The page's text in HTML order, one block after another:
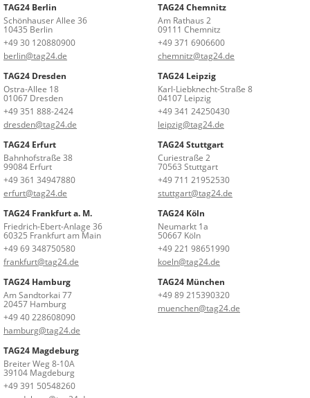
TAG24 Berlin
Schönhauser Allee 36
10435 Berlin
+49 30 120880900
berlin@tag24.de
TAG24 Chemnitz
Am Rathaus 2
09111 Chemnitz
+49 371 6906600
chemnitz@tag24.de
TAG24 Dresden
Ostra-Allee 18
01067 Dresden
+49 351 888-2424
dresden@tag24.de
TAG24 Leipzig
Karl-Liebknecht-Straße 8
04107 Leipzig
+49 341 24250430
leipzig@tag24.de
TAG24 Erfurt
Bahnhofstraße 38
99084 Erfurt
+49 361 34947880
erfurt@tag24.de
TAG24 Stuttgart
Curiestraße 2
70563 Stuttgart
+49 711 21952530
stuttgart@tag24.de
TAG24 Frankfurt a. M.
Friedrich-Ebert-Anlage 36
60325 Frankfurt am Main
+49 69 348750580
frankfurt@tag24.de
TAG24 Köln
Neumarkt 1a
50667 Köln
+49 221 98651990
koeln@tag24.de
TAG24 Hamburg
Am Sandtorkai 77
20457 Hamburg
+49 40 228608090
hamburg@tag24.de
TAG24 München
+49 89 215390320
muenchen@tag24.de
TAG24 Magdeburg
Breiter Weg 8-10A
39104 Magdeburg
+49 391 50548260